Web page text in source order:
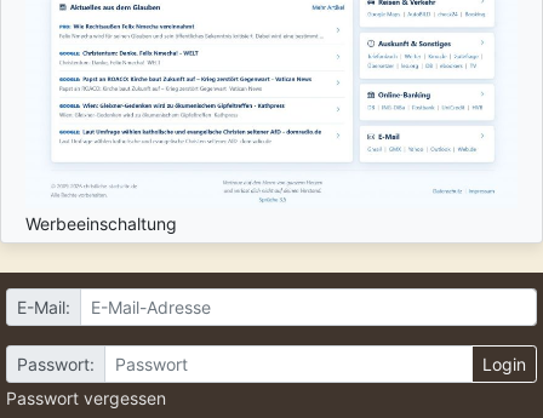
Werbeeinschaltung
E-Mail:
Passwort:
Login
Passwort vergessen